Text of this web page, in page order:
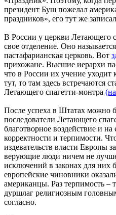
президент Буш пожелал
праздников», его тут же
В России у церкви Летающего
свое отделение. Оно
пастафарианская церковь. Вот
прихожане. Высшие иерархи
что в России их учение
тут, то там здесь встречаются
Летающего спагетти-монтра
После успеха в Штатах можно
последователи Летающего
благотворное воздействие и
корректности и терпимости.
издевательств власти Европы
верующие люди ничем не
исключений в законах для них
европейские чиновники
американцы. Раз терпимость –
дуршлаг религиозным
согласно.